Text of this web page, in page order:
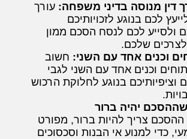
דין מנוסה בדיני משפחה: עורך
לכם בנוגע לזכויותיכם
ולסייע לכם לנסח הסכם ממון
שלכם.
וכנים אחד עם השני: חשוב
וכנים אחד עם השני לגבי
וציפיותיכם בנוגע לחלוקת הרכוש
יהיה ברור
ההסכם צריך להיות ברור, מפורט
כדי למנוע אי הבנות וסכסוכים